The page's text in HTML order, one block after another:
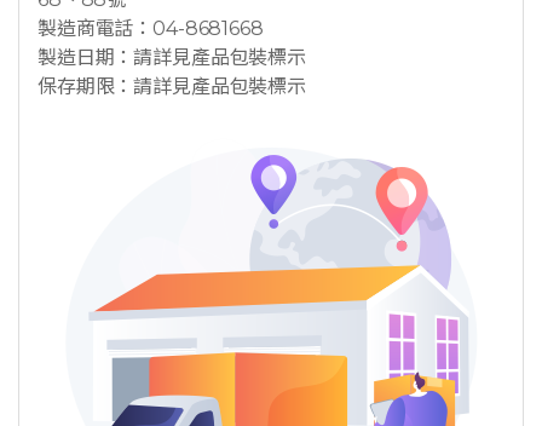
製造商電話：04-8681668
製造日期：請詳見產品包裝標示
保存期限：請詳見產品包裝標示